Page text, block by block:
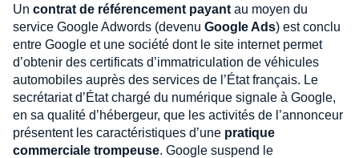
Un contrat de référencement payant au moyen du
service Google Adwords (devenu Google Ads) est conclu
entre Google et une société dont le site internet permet
d’obtenir des certificats d’immatriculation de véhicules
automobiles auprès des services de l’État français. Le
secrétariat d’État chargé du numérique signale à Google,
en sa qualité d’hébergeur, que les activités de l’annonceur
présentent les caractéristiques d’une pratique
commerciale trompeuse. Google suspend le